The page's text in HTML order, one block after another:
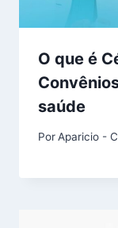
O que é
saúde
PorAparicio -